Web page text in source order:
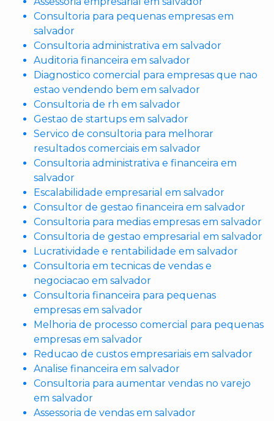
Consultoria para pequenas empresas em
salvador
Consultoria administrativa em salvador
Auditoria financeira em salvador
Diagnostico comercial para empresas que nao
estao vendendo bem em salvador
Consultoria de rh em salvador
Gestao de startups em salvador
Servico de consultoria para melhorar
resultados comerciais em salvador
Consultoria administrativa e financeira em
salvador
Escalabilidade empresarial em salvador
Consultor de gestao financeira em salvador
Consultoria para medias empresas em salvador
Consultoria de gestao empresarial em salvador
Lucratividade e rentabilidade em salvador
Consultoria em tecnicas de vendas e
negociacao em salvador
Consultoria financeira para pequenas
empresas em salvador
Melhoria de processo comercial para pequenas
empresas em salvador
Reducao de custos empresariais em salvador
Analise financeira em salvador
Consultoria para aumentar vendas no varejo
em salvador
Assessoria de vendas em salvador